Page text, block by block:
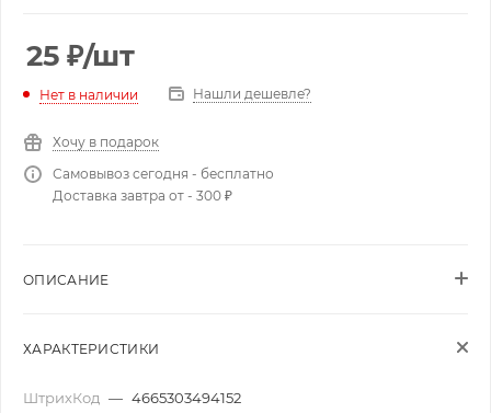
25 ₽/шт
Нет в наличии Нашли дешевле?
Хочу в подарок
Самовывоз сегодня - бесплатно
Доставка завтра от - 300 ₽
ОПИСАНИЕ
ХАРАКТЕРИСТИКИ
ШтрихКод — 4665303494152